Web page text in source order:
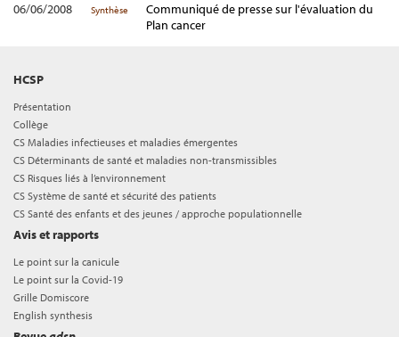
06/06/2008
Synthèse
Communiqué de presse sur l'évaluation du
Plan cancer
HCSP
Présentation
Collège
CS Maladies infectieuses et maladies émergentes
CS Déterminants de santé et maladies non-transmissibles
CS Risques liés à l’environnement
CS Système de santé et sécurité des patients
CS Santé des enfants et des jeunes / approche populationnelle
Avis et rapports
Le point sur la canicule
Le point sur la Covid-19
Grille Domiscore
English synthesis